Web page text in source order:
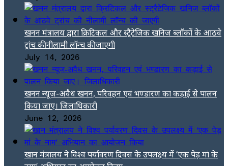
खनन मंत्रालय द्वारा क्रिटिकल और स्ट्रैटेजिक खनिज ब्लॉकों के आठवे
ट्रांच की नीलामी लॉन्च की जाएगी
July 14, 2026
खनन न्यूज-अवैध खनन, परिवहन एवं भण्डारण का कड़ाई से पालन
किया जाए। जिलाधिकारी
June 12, 2026
खान मंत्रालय ने विश्व पर्यावरण दिवस के उपलक्ष्य में ‘एक पेड़ मां के